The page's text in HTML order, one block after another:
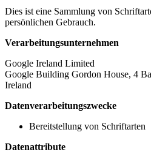
Dies ist eine Sammlung von
persönlichen Gebrauch.
Verarbeitungsunternehmen
Google Ireland Limited
Google Building Gordon House, 4
Ireland
Datenverarbeitungszwecke
Bereitstellung von Schriftarten
Datenattribute